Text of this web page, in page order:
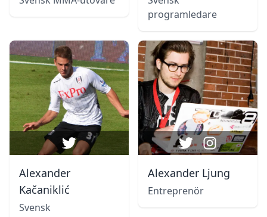
programledare
Alexander
Kačaniklić
Svensk
Alexander Ljung
Entreprenör